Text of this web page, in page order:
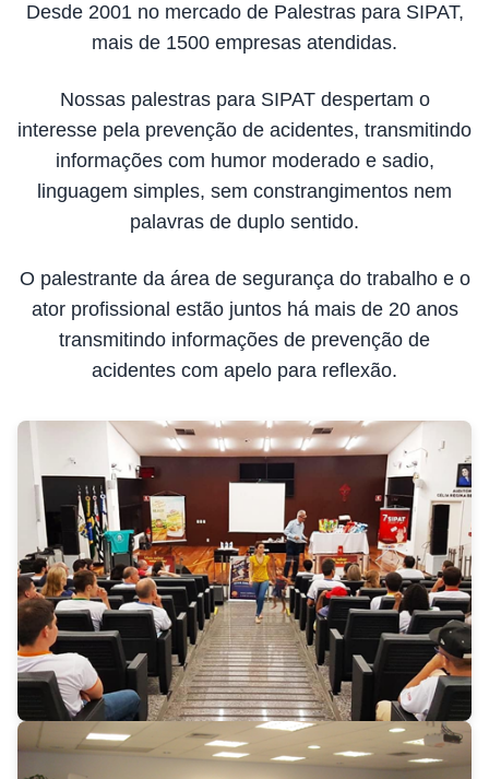
Desde 2001 no mercado de Palestras para SIPAT,
mais de 1500 empresas atendidas.
Nossas palestras para SIPAT despertam o
interesse pela prevenção de acidentes, transmitindo
informações com humor moderado e sadio,
linguagem simples, sem constrangimentos nem
palavras de duplo sentido.
O palestrante da área de segurança do trabalho e o
ator profissional estão juntos há mais de 20 anos
transmitindo informações de prevenção de
acidentes com apelo para reflexão.